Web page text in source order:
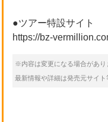
●ツアー特設サイト
https://bz-
※内容は変更になる場合があり
最新情報や詳細は発売元サイト